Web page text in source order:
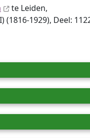
te Leiden,
(1816-1929), Deel: